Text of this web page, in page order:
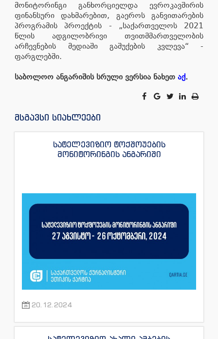
მონიტორინგი განხორციელდა ევროკავშირის
ფინანსური დახმარებით, გაეროს განვითარების
პროგრამის პროექტის - „საქართველოს 2021
წლის ადგილობრივი თვითმმართველობის
არჩევნების მედიაში გაშუქების კვლევა“ -
ფარგლებში.
საბოლოო ანგარიშის სრული ვერსია ნახეთ აქ.
მსგავსი სიახლეები
სატელევიზიო ტოქშოუების
მონიტორინგის ანგარიში
20.12.2024